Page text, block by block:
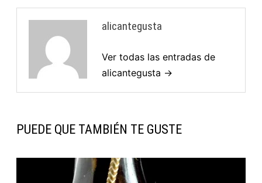
alicantegusta
Ver todas las entradas de
alicantegusta →
PUEDE QUE TAMBIÉN TE GUSTE